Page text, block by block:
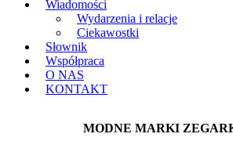
Wiadomości
Wydarzenia i relacje
Ciekawostki
Słownik
Współpraca
O NAS
KONTAKT
MODNE MARKI